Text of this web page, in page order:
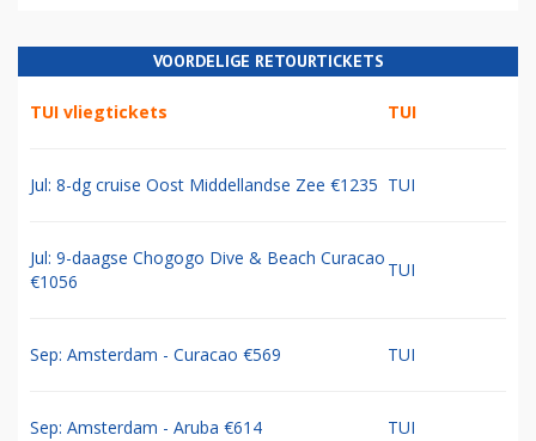
VOORDELIGE RETOURTICKETS
TUI vliegtickets TUI
Jul: 8-dg cruise Oost Middellandse Zee €1235 TUI
Jul: 9-daagse Chogogo Dive & Beach Curacao
€1056
TUI
Sep: Amsterdam - Curacao €569 TUI
Sep: Amsterdam - Aruba €614 TUI